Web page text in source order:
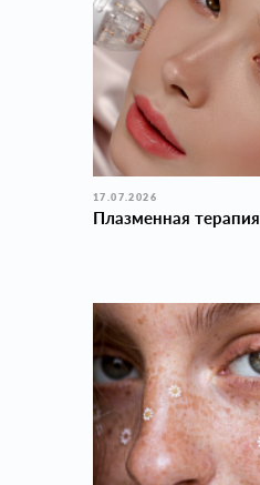
17.07.2026
Плазменная терапия